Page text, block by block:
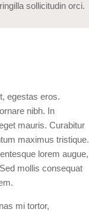
sollicitudin orci.
egestas eros.
nibh. In
mauris. Curabitur
maximus tristique.
lorem augue,
mollis consequat
mi tortor,